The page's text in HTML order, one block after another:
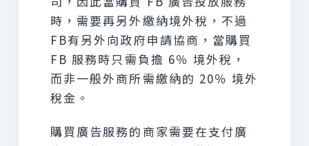
時，需要再另外繳納境外稅，不過
FB有另外向政府申請協商，當購買
FB 服務時只需負擔 6％ 境外稅，
而非一般外商所需繳納的 20％ 境外
稅金。
購買廣告服務的商家需要在支付廣